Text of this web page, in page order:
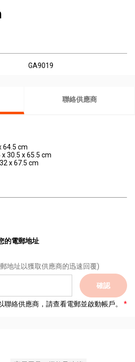
GA9019
聯絡供應商
64.5 cm
x 30.5 x 65.5 cm
x 67.5 cm
的電郵地址
地址以獲取供應商的迅速回覆)
確認
絡供應商，請查看電郵並啟動帳戶。